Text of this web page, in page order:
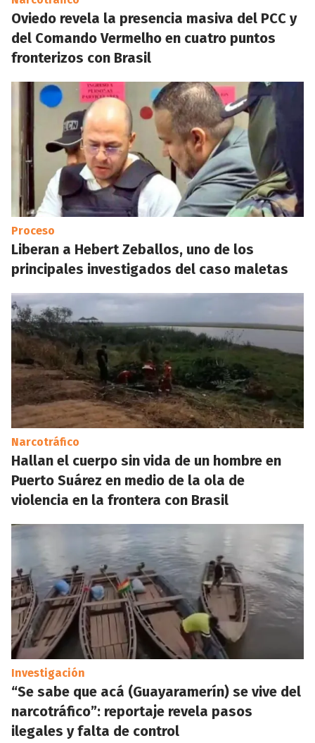
Oviedo revela la presencia masiva del PCC y
del Comando Vermelho en cuatro puntos
fronterizos con Brasil
Proceso
Liberan a Hebert Zeballos, uno de los
principales investigados del caso maletas
Narcotráfico
Hallan el cuerpo sin vida de un hombre en
Puerto Suárez en medio de la ola de
violencia en la frontera con Brasil
Investigación
“Se sabe que acá (Guayaramerín) se vive del
narcotráfico”: reportaje revela pasos
ilegales y falta de control